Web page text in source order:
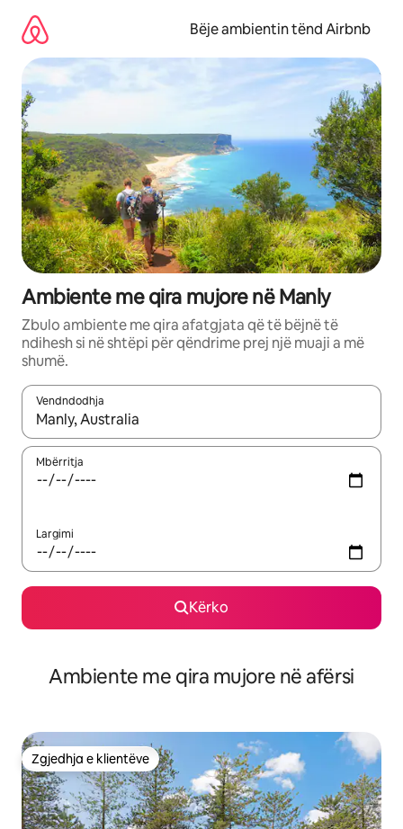
përmbajtja
Bëje ambientin tënd Airbnb
Ambiente me qira mujore në Manly
Zbulo ambiente me qira afatgjata që të bëjnë të
ndihesh si në shtëpi për qëndrime prej një muaji a më
shumë.
Vendndodhja
Kur rezultatet të jenë të disponueshme, lëviz me butonat e
Mbërritja
Largimi
Kërko
Ambiente me qira mujore në afërsi
Zgjedhja e klientëve
Zgjedhja e klientëve